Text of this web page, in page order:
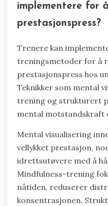
implementere for
prestasjonspress?
Trenere kan
treningsmetoder for å
prestasjonspress hos
Teknikker som mental
trening og strukturert
mental motstandskraft
Mental visualisering
vellykket prestasjon,
idrettsutøvere med å
Mindfulness-trening
nåtiden, reduserer
konsentrasjonen.